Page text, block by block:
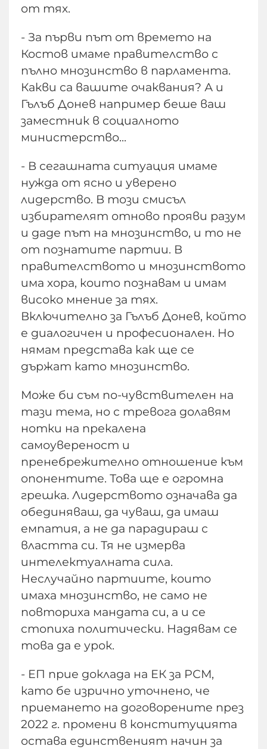
от тях.
- За първи път от времето на
Костов имаме правителство с
пълно мнозинство в парламента.
Какви са вашите очаквания? А и
Гълъб Донев например беше ваш
заместник в социалното
министерство...
- В сегашната ситуация имаме
нужда от ясно и уверено
лидерство. В този смисъл
избирателят отново прояви разум
и даде път на мнозинство, и то не
от познатите партии. В
правителството и мнозинството
има хора, които познавам и имам
високо мнение за тях.
Включително за Гълъб Донев, който
е диалогичен и професионален. Но
нямам представа как ще се
държат като мнозинство.
Може би съм по-чувствителен на
тази тема, но с тревога долавям
нотки на прекалена
самоувереност и
пренебрежително отношение към
опонентите. Това ще е огромна
грешка. Лидерството означава да
обединяваш, да чуваш, да имаш
емпатия, а не да парадираш с
властта си. Тя не измерва
интелектуалната сила.
Неслучайно партиите, които
имаха мнозинство, не само не
повториха мандата си, а и се
стопиха политически. Надявам се
това да е урок.
- ЕП прие доклада на ЕК за РСМ,
като бе изрично уточнено, че
приемането на договорените през
2022 г. промени в конституцията
остава единственият начин за